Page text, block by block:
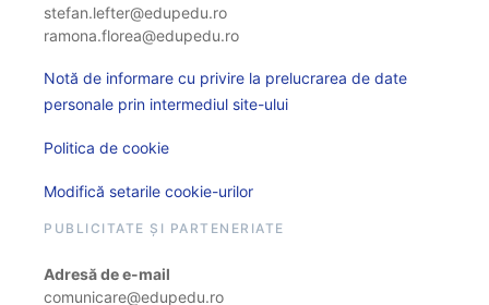
stefan.lefter@edupedu.ro
ramona.florea@edupedu.ro
Notă de informare cu privire la prelucrarea de date
personale prin intermediul site-ului
Politica de cookie
Modifică setarile cookie-urilor
PUBLICITATE ȘI PARTENERIATE
Adresă de e-mail
comunicare@edupedu.ro